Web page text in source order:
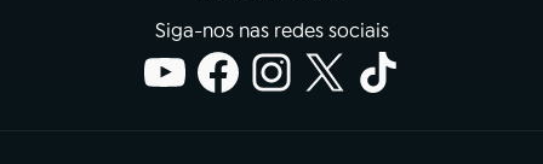
Siga-nos nas redes sociais